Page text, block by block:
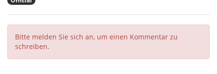
Bitte melden Sie sich an, um einen Kommentar zu
schreiben.